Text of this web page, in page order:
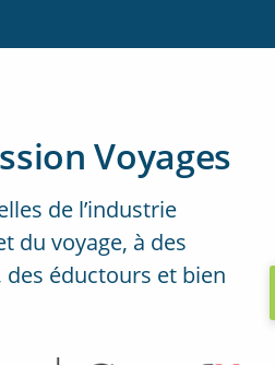
Voyages
de l’industrie
du voyage, à des
éductours et bien